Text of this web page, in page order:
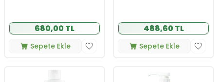
680,00 TL
Sepete Ekle
488,60 TL
Sepete Ekle